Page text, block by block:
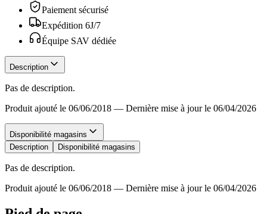
Paiement sécurisé
Expédition 6J/7
Équipe SAV dédiée
Description
Pas de description.
Produit ajouté le 06/06/2018 — Dernière mise à jour le 06/04/2026
Disponibilité magasins
Description
Disponibilité magasins
Pas de description.
Produit ajouté le 06/06/2018 — Dernière mise à jour le 06/04/2026